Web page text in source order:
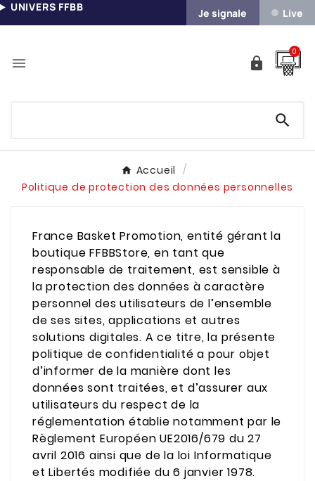
UNIVERS FFBB Je signale Live
 
0

Accueil
Politique de protection des données personnelles
France Basket Promotion, entité gérant la
boutique FFBBStore, en tant que
responsable de traitement, est sensible à
la protection des données à caractère
personnel des utilisateurs de l’ensemble
de ses sites, applications et autres
solutions digitales. A ce titre, la présente
politique de confidentialité a pour objet
d’informer de la manière dont les
données sont traitées, et d’assurer aux
utilisateurs du respect de la
réglementation établie notamment par le
Règlement Européen UE2016/679 du 27
avril 2016 ainsi que de la loi Informatique
et Libertés modifiée du 6 janvier 1978.